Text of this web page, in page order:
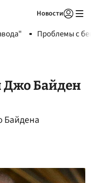
Новости
Проблемы с
Джо Байден
Байдена